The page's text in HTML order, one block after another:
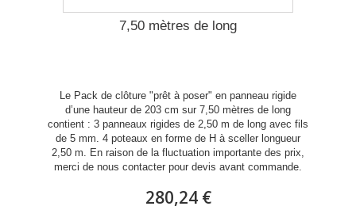
7,50 mètres de long
Le Pack de clôture "prêt à poser" en panneau rigide
d’une hauteur de 203 cm sur 7,50 mètres de long
contient : 3 panneaux rigides de 2,50 m de long avec fils
de 5 mm. 4 poteaux en forme de H à sceller longueur
2,50 m. En raison de la fluctuation importante des prix,
merci de nous contacter pour devis avant commande.
280,24 €